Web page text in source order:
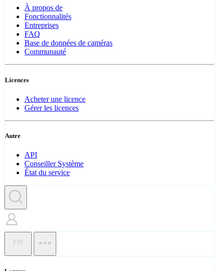
À propos de
Fonctionnalités
Entreprises
FAQ
Base de données de caméras
Communauté
Licences
Acheter une licence
Gérer les licences
Autre
API
Conseiller Système
État du service
FR